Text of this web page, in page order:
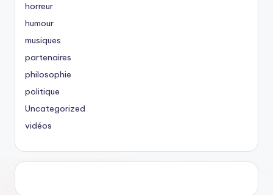
horreur
humour
musiques
partenaires
philosophie
politique
Uncategorized
vidéos